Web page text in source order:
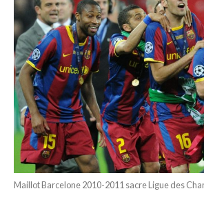
Maillot Barcelone 2010-2011 sacre Ligue des